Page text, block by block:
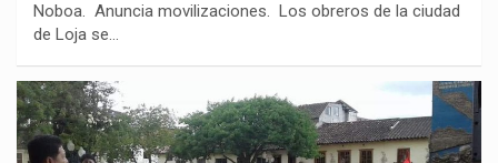
Noboa. Anuncia movilizaciones. Los obreros de la ciudad
de Loja se…